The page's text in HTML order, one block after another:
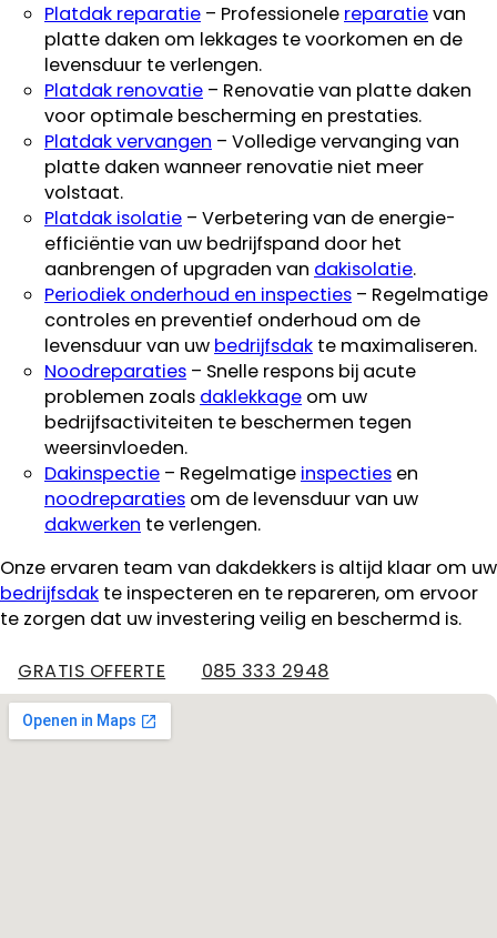
Platdak reparatie – Professionele reparatievan
platte daken om lekkages te voorkomen en de
levensduur te verlengen.
Platdak renovatie – Renovatie van platte daken
voor optimale bescherming en prestaties.
Platdak vervangen – Volledige vervanging van
platte daken wanneer renovatie niet meer
volstaat.
Platdak isolatie – Verbetering van de energie-
efficiëntie van uw bedrijfspand door het
aanbrengen of upgraden van dakisolatie.
Periodiek onderhoud en inspecties – Regelmatige
controles en preventief onderhoud om de
levensduur van uw bedrijfsdak te maximaliseren.
Noodreparaties – Snelle respons bij acute
problemen zoals daklekkage om uw
bedrijfsactiviteiten te beschermen tegen
weersinvloeden.
Dakinspectie – Regelmatige inspecties en
noodreparaties om de levensduur van uw
dakwerken te verlengen.
Onze ervaren team van dakdekkers is altijd klaar om uw
bedrijfsdak te inspecteren en te repareren, om ervoor
te zorgen dat uw investering veilig en beschermd is.
GRATIS OFFERTE 085 333 2948